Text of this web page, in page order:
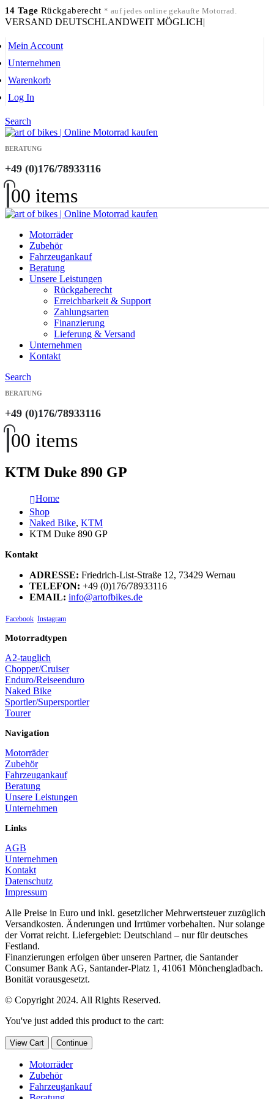
14 Tage Rückgaberecht * auf jedes online gekaufte Motorrad.
VERSAND DEUTSCHLANDWEIT MÖGLICH|
Mein Account
Unternehmen
Warenkorb
Log In
Search
BERATUNG
+49 (0)176/78933116
00 items
Motorräder
Zubehör
Fahrzeugankauf
Beratung
Unsere Leistungen
Rückgaberecht
Erreichbarkeit & Support
Zahlungsarten
Finanzierung
Lieferung & Versand
Unternehmen
Kontakt
Search
BERATUNG
+49 (0)176/78933116
00 items
KTM Duke 890 GP
Home
Shop
Naked Bike, KTM
KTM Duke 890 GP
Kontakt
ADRESSE: Friedrich-List-Straße 12, 73429 Wernau
TELEFON: +49 (0)176/78933116
EMAIL: info@artofbikes.de
Facebook Instagram
Motorradtypen
A2-tauglich
Chopper/Cruiser
Enduro/Reiseenduro
Naked Bike
Sportler/Supersportler
Tourer
Navigation
Motorräder
Zubehör
Fahrzeugankauf
Beratung
Unsere Leistungen
Unternehmen
Links
AGB
Unternehmen
Kontakt
Datenschutz
Impressum
Alle Preise in Euro und inkl. gesetzlicher Mehrwertsteuer zuzüglich
Versandkosten. Änderungen und Irrtümer vorbehalten. Nur solange
der Vorrat reicht. Liefergebiet: Deutschland – nur für deutsches
Festland.
Finanzierungen erfolgen über unseren Partner, die Santander
Consumer Bank AG, Santander-Platz 1, 41061 Mönchengladbach.
Bonität vorausgesetzt.
© Copyright 2024. All Rights Reserved.
You've just added this product to the cart:
View Cart Continue
Motorräder
Zubehör
Fahrzeugankauf